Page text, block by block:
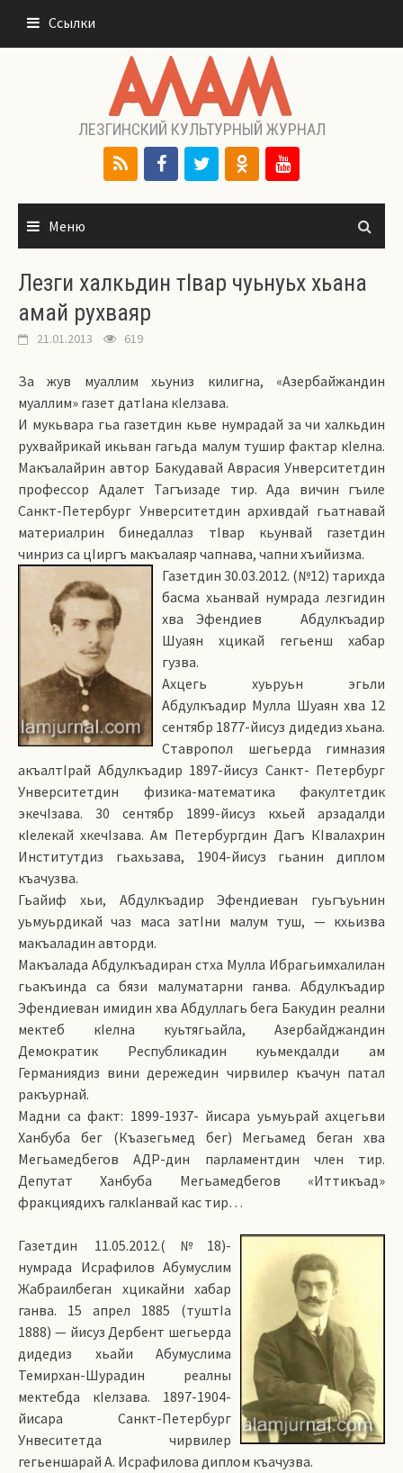
содержимому
Ссылки
ЛЕЗГИНСКИЙ КУЛЬТУРНЫЙ ЖУРНАЛ
Меню
Лезги халкьдин тIвар чуьнуьх хьана
амай рухваяр
21.01.2013 619
За жув муаллим хьуниз килигна, «Азербайжандин
муаллим» газет датIана кIелзава.
И мукьвара гьа газетдин кьве нумрадай за чи халкьдин
рухвайрикай икьван гагьда малум тушир фактар кIелна.
Макъалайрин автор Бакудавай Аврасия Унверситетдин
профессор Адалет Тагъизаде тир. Ада вичин гъиле
Санкт-Петербург Унверситетдин архивдай гьатнавай
материалрин бинедаллаз тIвар кьунвай газетдин
чинриз са цIиргъ макъалаяр чапнава, чапни хъийизма.
Газетдин 30.03.2012. (№12) тарихда
басма хьанвай нумрада лезгидин
хва Эфендиев Абдулкъадир
Шуаян хцикай гегьенш хабар
гузва.
Ахцегь хуьруьн эгьли
Абдулкъадир Мулла Шуаян хва 12
сентябр 1877-йисуз дидедиз хьана.
Ставропол шегьерда гимназия
акъалтIрай Абдулкъадир 1897-йисуз Санкт- Петербург
Унверситетдин физика-математика факултетдик
экечIзава. 30 сентябр 1899-йисуз кхьей арзадалди
кIелекай хкечIзава. Ам Петербургдин Дагъ КIвалахрин
Институтдиз гьахьзава, 1904-йисуз гьанин диплом
къачузва.
Гьайиф хьи, Абдулкъадир Эфендиеван гуьгъуьнин
уьмуьрдикай чаз маса затIни малум туш, — кхьизва
макъаладин авторди.
Макъалада Абдулкъадиран стха Мулла Ибрагьимхалилан
гьакъинда са бязи малуматарни ганва. Абдулкъадир
Эфендиеван имидин хва Абдуллагь бега Бакудин реални
мектеб кIелна куьтягьайла, Азербайджандин
Демократик Республикадин куьмекдалди ам
Германиядиз вини дережедин чирвилер къачун патал
ракъурнай.
Мадни са факт: 1899-1937- йисара уьмуьрай ахцегьви
Ханбуба бег (Къазегьмед бег) Мегьамед беган хва
Мегьамедбегов АДР-дин парламентдин член тир.
Депутат Ханбуба Мегьамедбегов «Иттикъад»
фракциядихъ галкIанвай кас тир…
Газетдин 11.05.2012.(№18)-
нумрада Исрафилов Абумуслим
Жабраилбеган хцикайни хабар
ганва. 15 апрел 1885 (туштIа
1888) — йисуз Дербент шегьерда
дидедиз хьайи Абумуслима
Темирхан-Шурадин реалны
мектебда кIелзава. 1897-1904-
йисара Санкт-Петербург
Унвеситетда чирвилер
гегьеншарай А. Исрафилова диплом къачузва.